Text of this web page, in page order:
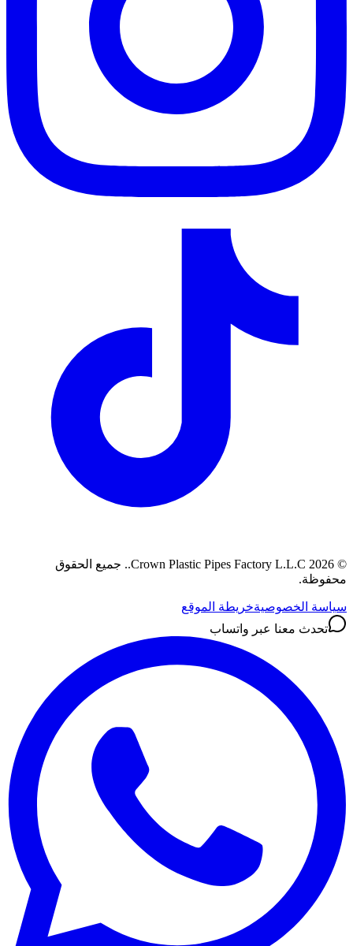
©
2026
Crown Plastic Pipes Factory L.L.C.
. جميع الحقوق
محفوظة.
سياسة الخصوصيةخريطة الموقع
تحدث معنا عبر واتساب